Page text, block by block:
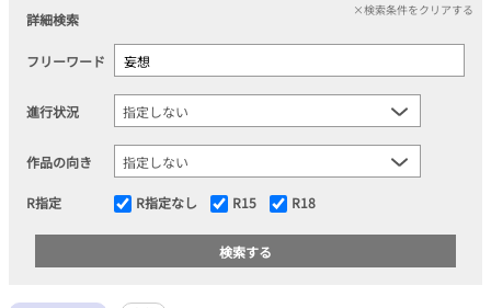
詳細検索
×検索条件をクリアする
フリーワード
進行状況
作品の向き
R指定 R指定なし R15 R18